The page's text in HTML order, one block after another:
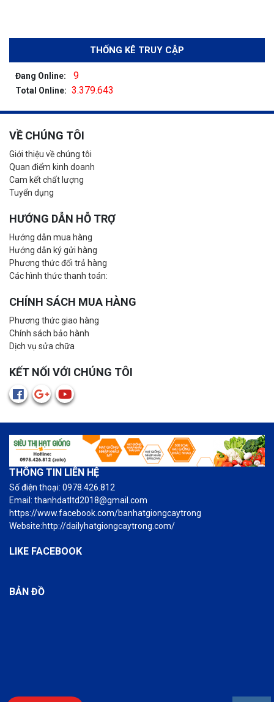
THỐNG KÊ TRUY CẬP
Đang Online: 9
Total Online: 3.379.643
VỀ CHÚNG TÔI
Giới thiệu về chúng tôi
Quan điểm kinh doanh
Cam kết chất lượng
Tuyển dụng
HƯỚNG DẪN HỖ TRỢ
Hướng dẫn mua hàng
Hướng dẫn ký gửi hàng
Phương thức đổi trả hàng
Các hình thức thanh toán:
CHÍNH SÁCH MUA HÀNG
Phương thức giao hàng
Chính sách bảo hành
Dịch vụ sửa chữa
KẾT NỐI VỚI CHÚNG TÔI
THÔNG TIN LIÊN HỆ
Số điện thoại: 0978.426.812
Email: thanhdatltd2018@gmail.com
https://www.facebook.com/banhatgiongcaytrong
Website:http://dailyhatgiongcaytrong.com/
LIKE FACEBOOK
BẢN ĐỒ